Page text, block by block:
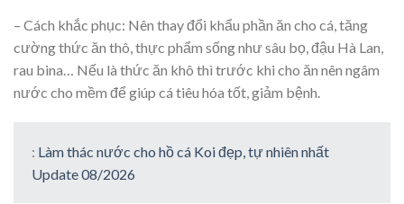
– Cách khắc phục: Nên thay đổi khẩu phần ăn cho cá, tăng
cường thức ăn thô, thực phẩm sống như sâu bọ, đậu Hà Lan,
rau bina… Nếu là thức ăn khô thì trước khi cho ăn nên ngâm
nước cho mềm để giúp cá tiêu hóa tốt, giảm bệnh.
: Làm thác nước cho hồ cá Koi đẹp, tự nhiên nhất
Update 08/2026